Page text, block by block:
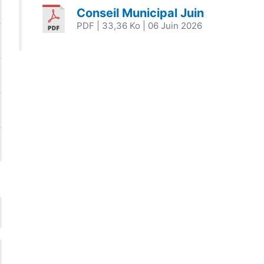
Conseil Municipal Juin
PDF | 33,36 Ko | 06 Juin 2026